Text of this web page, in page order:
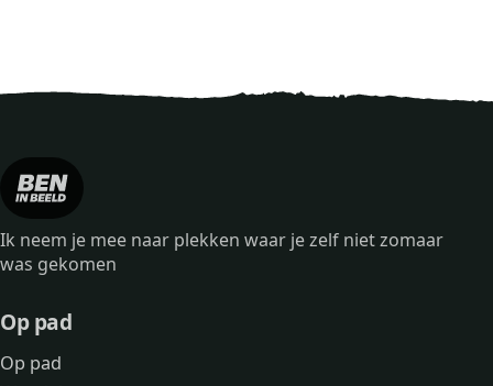
Ik neem je mee naar plekken waar je zelf niet zomaar
was gekomen
Op pad
Op pad